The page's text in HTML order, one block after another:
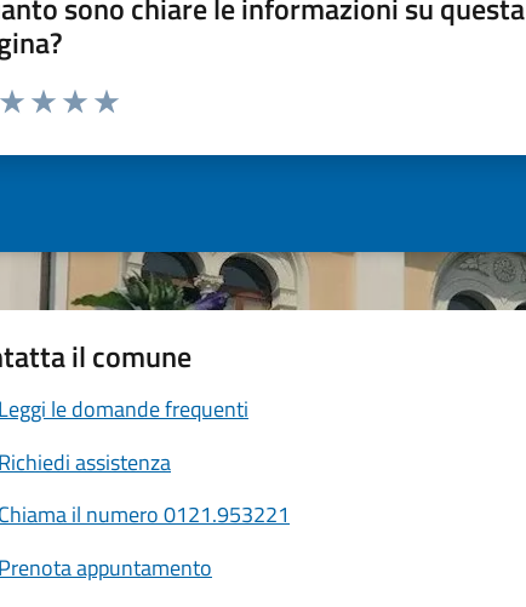
da 1 a 5 stelle la pagina
il comune
Leggi le domande frequenti
Richiedi assistenza
Chiama il numero 0121.953221
Prenota appuntamento